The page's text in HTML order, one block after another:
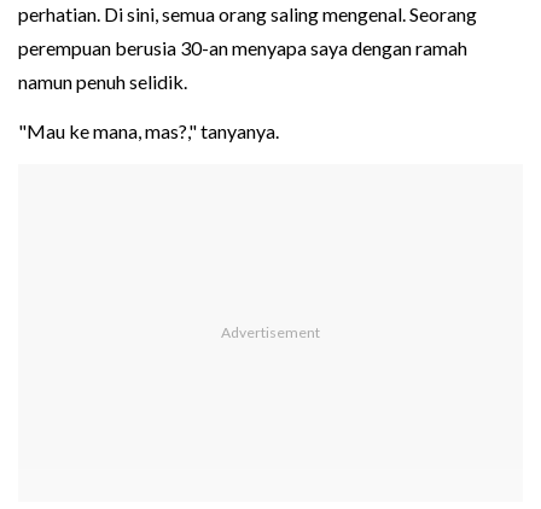
perhatian. Di sini, semua orang saling mengenal. Seorang
perempuan berusia 30-an menyapa saya dengan ramah
namun penuh selidik.
"Mau ke mana, mas?," tanyanya.